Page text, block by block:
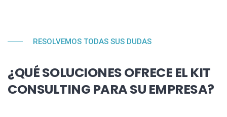
RESOLVEMOS TODAS SUS DUDAS
¿QUÉ SOLUCIONES OFRECE EL KIT
CONSULTING PARA SU EMPRESA?